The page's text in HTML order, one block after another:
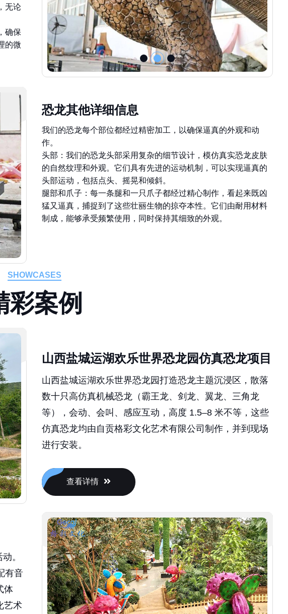
无论
确保
的微
恐龙其他详细信息
我们的恐龙每个部位都经过精密加工，以确保逼真的外观和动
作。
头部：我们的恐龙头部采用复杂的细节设计，模仿真实恐龙皮肤
的自然纹理和外观。它们具有先进的运动机制，可以实现逼真的
头部运动，包括点头、摇晃和倾斜。
腿部和爪子：每一条腿和一只爪子都经过精心制作，看起来既凶
猛又逼真，捕捉到了这些壮丽生物的掠夺本性。它们由耐用材料
制成，能够承受频繁使用，同时保持其细致的外观。
SHOWCASES
彩案例
山西盐城运湖欢乐世界恐龙园仿真恐龙项目
山西盐城运湖欢乐世界恐龙园打造恐龙主题沉浸区，散落
数十只高仿真机械恐龙（霸王龙、剑龙、翼龙、三角龙
等），会动、会叫、感应互动，高度 1.5–8 米不等，这些
仿真恐龙均由自贡格彩文化艺术有限公司制作，并到现场
进行安装。
查看详情
。
有音
体
艺术